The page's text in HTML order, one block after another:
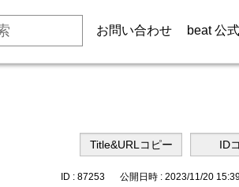
お問い合わせ beat 公
ID : 87253 公開日時 : 2023/11/20